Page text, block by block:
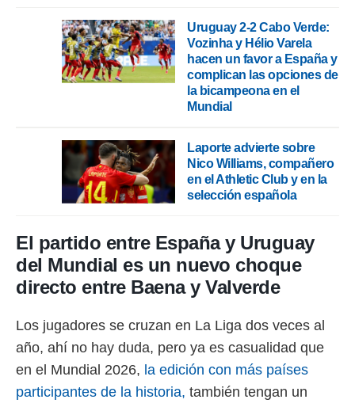
traten tus
en
interés
Para
su
u
datos
momento
Uruguay 2-2 Cabo Verde:
Vozinha y Hélio Varela
hacen un favor a España y
complican las opciones de
la bicampeona en el
Mundial
Laporte advierte sobre
Nico Williams, compañero
en el Athletic Club y en la
selección española
El partido entre España y Uruguay
del Mundial es un nuevo choque
directo entre Baena y Valverde
Los jugadores se cruzan en La Liga dos veces al
año, ahí no hay duda, pero ya es casualidad que
en el Mundial 2026, la edición con más países
participantes de la historia, también tengan un